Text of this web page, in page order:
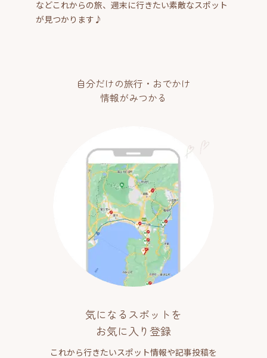
などこれからの旅、週末に行きたい素敵なスポット
が見つかります♪
自分だけの旅行・おでかけ
情報がみつかる
気になるスポットを
お気に入り登録
これから行きたいスポット情報や記事投稿を